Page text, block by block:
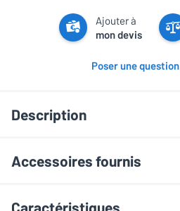
Ajouter à
mon devis
Poser une
Description
Points forts
Charge maximale de 15 kg
Accessoires fournis
Manuel utilisateur
Caractéristiques